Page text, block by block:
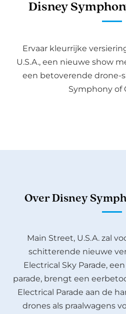
Disney
Ervaar kleurrijke
U.S.A., een nieuwe show
een betoverende drone-
Symphony of
Over Disney
Main Street, U.S.A. zal
schitterende nieuwe
Electrical Sky Parade,
parade, brengt een
Electrical Parade aan de
drones als praalwagens